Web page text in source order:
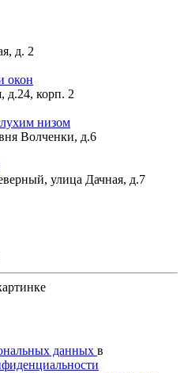
д. 2
окон
д.24, корп. 2
низом
Волченки, д.6
улица Дачная, д.7
данных в